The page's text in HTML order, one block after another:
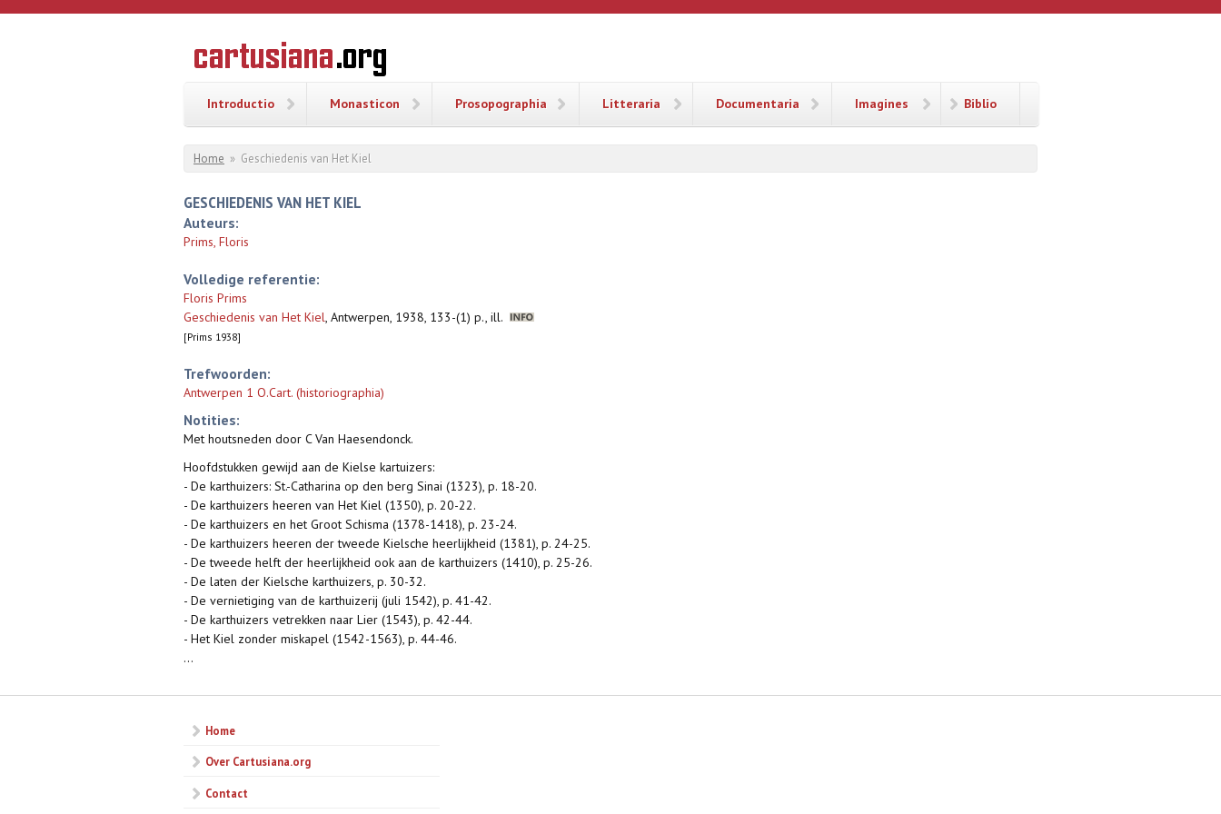
Overslaan en naar de inhoud gaan
CARTUSIANA
Geschiedenis
van de
Introductio Monasticon Prosopographia Litteraria Documentaria Imagines Biblio
U bent hier
Home » Geschiedenis van Het Kiel
GESCHIEDENIS VAN HET KIEL
Auteurs:
Prims, Floris
Volledige referentie:
Floris Prims
Geschiedenis van Het Kiel, Antwerpen, 1938, 133-(1) p., ill.
[Prims 1938]
Trefwoorden:
Antwerpen 1 O.Cart. (historiographia)
Notities:
Met houtsneden door C Van Haesendonck.
Hoofdstukken gewijd aan de Kielse kartuizers:
- De karthuizers: St.-Catharina op den berg Sinai (1323), p. 18-20.
- De karthuizers heeren van Het Kiel (1350), p. 20-22.
- De karthuizers en het Groot Schisma (1378-1418), p. 23-24.
- De karthuizers heeren der tweede Kielsche heerlijkheid (1381), p. 24-25.
- De tweede helft der heerlijkheid ook aan de karthuizers (1410), p. 25-26.
- De laten der Kielsche karthuizers, p. 30-32.
- De vernietiging van de karthuizerij (juli 1542), p. 41-42.
- De karthuizers vetrekken naar Lier (1543), p. 42-44.
- Het Kiel zonder miskapel (1542-1563), p. 44-46.
...
Home
Over Cartusiana.org
Contact